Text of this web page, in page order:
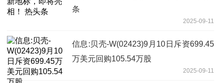
条
2025-09-11
信息:贝壳-W(02423)9月10日斥资699.45
万美元回购105.54万股
2025-09-11